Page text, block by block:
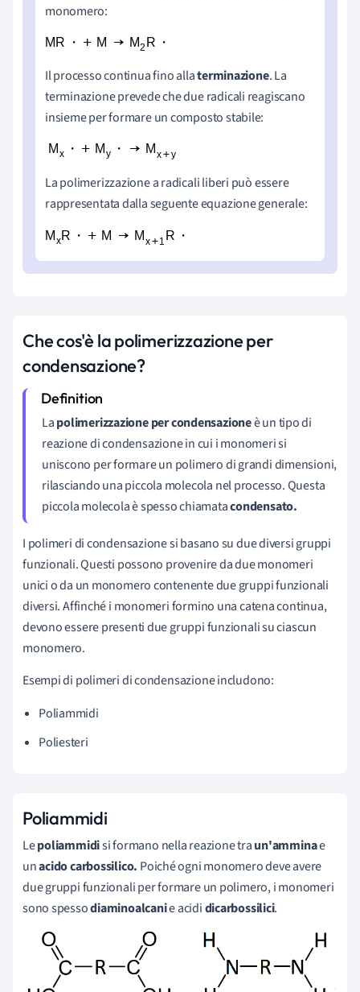
monomero:
Il processo continua fino allaterminazione. La
terminazione prevede che due radicali reagiscano
insieme per formare un composto stabile:
La polimerizzazione a radicali liberi può essere
rappresentata dalla seguente equazione generale:
Che cos'è la polimerizzazione per
condensazione?
Lapolimerizzazione per condensazioneè un tipo di
reazione di condensazione in cui i monomeri si
uniscono per formare un polimero di grandi dimensioni,
rilasciando una piccola molecola nel processo. Questa
piccola molecola è spesso chiamatacondensato.
I polimeri di condensazione si basano su due diversi gruppi
funzionali. Questi possono provenire da due monomeri
unici o da un monomero contenente due gruppi funzionali
diversi. Affinché i monomeri formino una catena continua,
devono essere presenti due gruppi funzionali su ciascun
monomero.
Esempi di polimeri di condensazioneincludono:
Poliammidi
Poliesteri
Poliammidi
Lepoliammidisi formano nella reazione traun'amminae
unacido carbossilico. Poiché ogni monomero deve avere
due gruppi funzionali per formare un polimero, i monomeri
sono spessodiaminoalcanie acididicarbossilici.